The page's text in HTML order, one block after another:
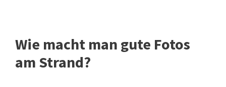
Wie macht man gute Fotos
am Strand?